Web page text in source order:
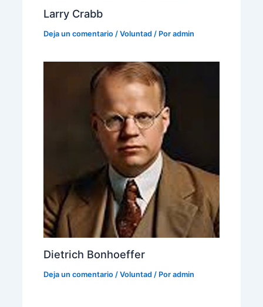
Larry Crabb
Deja un comentario / Voluntad / Por admin
Dietrich Bonhoeffer
Deja un comentario / Voluntad / Por admin